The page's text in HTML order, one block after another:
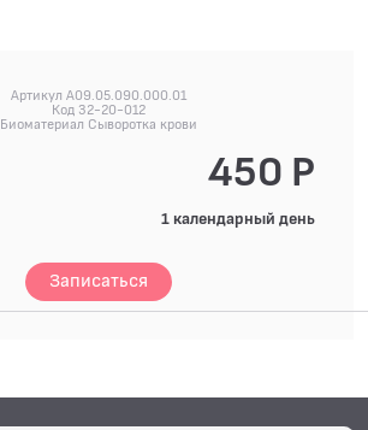
Артикул A09.05.090.000.01
Код 32-20-012
Биоматериал Сыворотка крови
450 Р
1 календарный день
Записаться